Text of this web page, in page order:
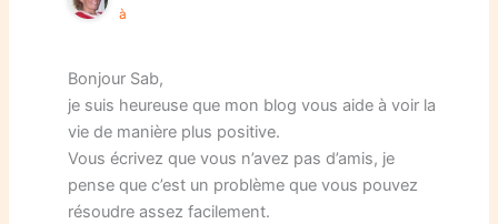
à
Bonjour Sab,
je suis heureuse que mon blog vous aide à voir la
vie de manière plus positive.
Vous écrivez que vous n’avez pas d’amis, je
pense que c’est un problème que vous pouvez
résoudre assez facilement.